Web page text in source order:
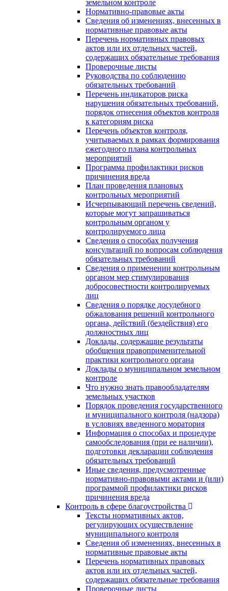
земельном контроле
Нормативно-правовые акты
Сведения об изменениях, внесенных в
нормативные правовые акты
Перечень нормативных правовых
актов или их отдельных частей,
содержащих обязательные требования
Проверочные листы
Руководства по соблюдению
обязательных требований
Перечень индикаторов риска
нарушения обязательных требований,
порядок отнесения объектов контроля
к категориям риска
Перечень объектов контроля,
учитываемых в рамках формирования
ежегодного плана контрольных
мероприятий
Программа профилактики рисков
причинения вреда
План проведения плановых
контрольных мероприятий
Исчерпывающий перечень сведений,
которые могут запрашиваться
контрольным органом у
контролируемого лица
Сведения о способах получения
консультаций по вопросам соблюдения
обязательных требований
Сведения о применении контрольным
органом мер стимулирования
добросовестности контролируемых
лиц
Сведения о порядке досудебного
обжалования решений контрольного
органа, действий (бездействия) его
должностных лиц
Доклады, содержащие результаты
обобщения правоприменительной
практики контрольного органа
Доклады о муниципальном земельном
контроле
Что нужно знать правообладателям
земельных участков
Порядок проведения государственного
и муниципального контроля (надзора)
в условиях введенного моратория
Информация о способах и процедуре
самообследования (при ее наличии),
подготовки декларации соблюдения
обязательных требований
Иные сведения, предусмотренные
нормативно-правовыми актами и (или)
программой профилактики рисков
причинения вреда
Контроль в сфере благоустройства
Тексты нормативных актов,
регулирующих осуществление
муниципального контроля
Сведения об изменениях, внесенных в
нормативные правовые акты
Перечень нормативных правовых
актов или их отдельных частей,
содержащих обязательные требования
Проверочные листы